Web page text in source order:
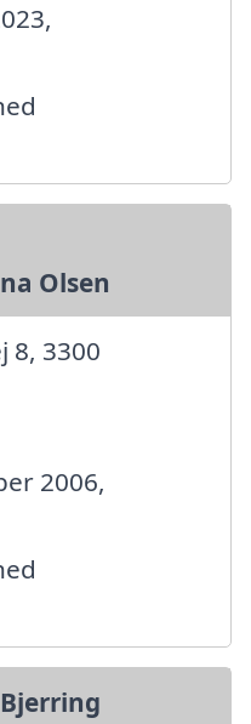
Olsen
8, 3300
2006,